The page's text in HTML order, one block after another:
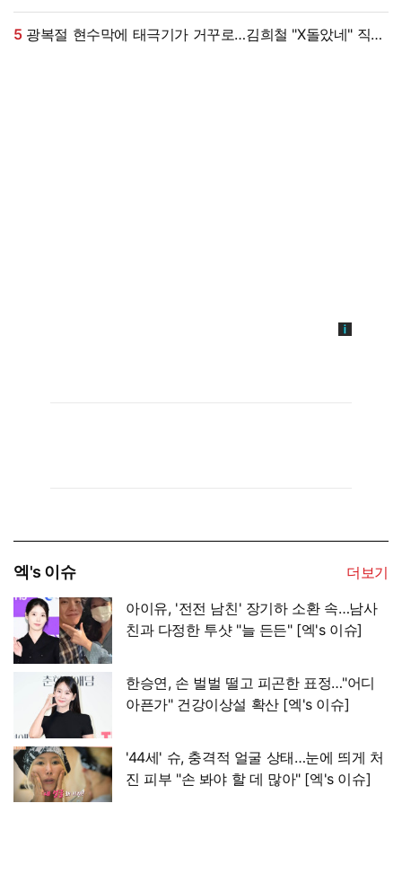
"늘 든든" [엑's 이슈]
5광복절 현수막에 태극기가 거꾸로…김희철 "X돌았네" 직접
엑's 이슈
더보기
아이유, '전전 남친' 장기하 소환 속…남사
친과 다정한 투샷 "늘 든든" [엑's 이슈]
한승연, 손 벌벌 떨고 피곤한 표정…"어디
아픈가" 건강이상설 확산 [엑's 이슈]
'44세' 슈, 충격적 얼굴 상태…눈에 띄게 처
진 피부 "손 봐야 할 데 많아" [엑's 이슈]